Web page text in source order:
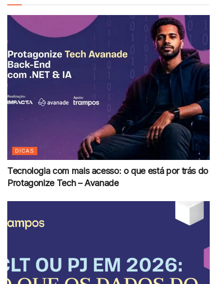
DICAS
Tecnologia com mais acesso: o que está por trás do
Protagonize Tech – Avanade